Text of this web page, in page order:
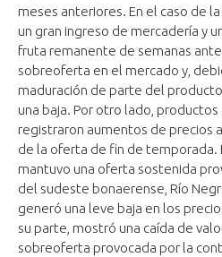
meses anteriores. En el caso de
un gran ingreso de mercadería y
fruta remanente de semanas
sobreoferta en el mercado y,
maduración de parte del
una baja. Por otro lado,
registraron aumentos de precios
de la oferta de fin de temporada.
mantuvo una oferta sostenida
del sudeste bonaerense, Río
generó una leve baja en los
su parte, mostró una caída de
sobreoferta provocada por la